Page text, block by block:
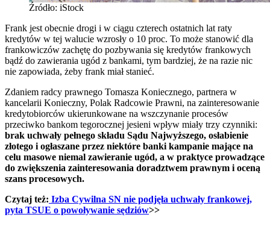
Źródło: iStock
Frank jest obecnie drogi i w ciągu czterech ostatnich lat raty
kredytów w tej walucie wzrosły o 10 proc. To może stanowić dla
frankowiczów zachętę do pozbywania się kredytów frankowych
bądź do zawierania ugód z bankami, tym bardziej, że na razie nic
nie zapowiada, żeby frank miał stanieć.
Zdaniem radcy prawnego Tomasza Koniecznego, partnera w
kancelarii Konieczny, Polak Radcowie Prawni, na zainteresowanie
kredytobiorców ukierunkowane na wszczynanie procesów
przeciwko bankom tegorocznej jesieni wpływ miały trzy czynniki:
brak uchwały pełnego składu Sądu Najwyższego, osłabienie
złotego i ogłaszane przez niektóre banki kampanie mające na
celu masowe niemal zawieranie ugód, a w praktyce prowadzące
do zwiększenia zainteresowania doradztwem prawnym i oceną
szans procesowych.
Czytaj też: Izba Cywilna SN nie podjęła uchwały frankowej,
pyta TSUE o powoływanie sędziów>>